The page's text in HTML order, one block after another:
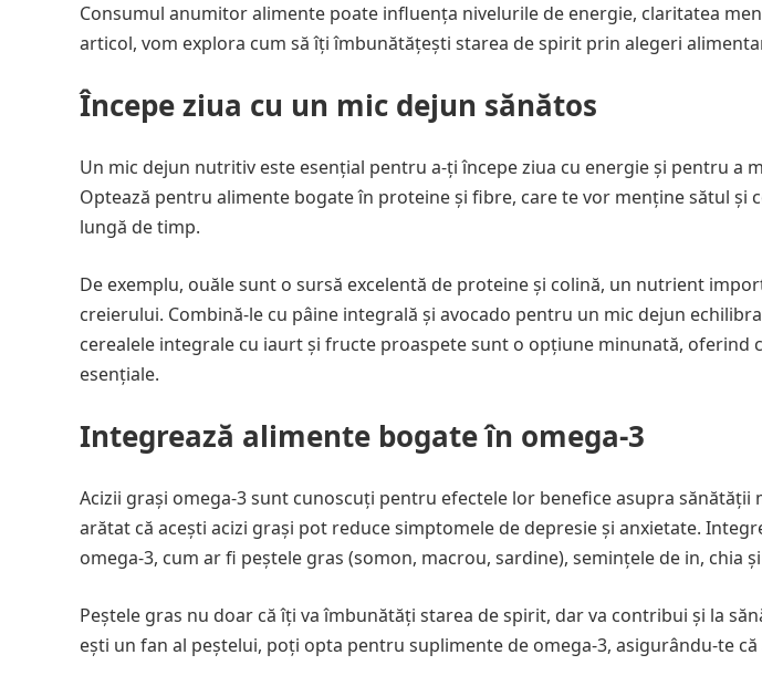
Consumul anumitor alimente poate influența nivelurile de energie, claritatea
articol, vom explora cum să îți îmbunătățești starea de spirit prin alegeri
Începe ziua cu un mic dejun sănătos
Un mic dejun nutritiv este esențial pentru a-ți începe ziua cu energie și pentru a
Optează pentru alimente bogate în proteine și fibre, care te vor menține sătul și
lungă de timp.
De exemplu, ouăle sunt o sursă excelentă de proteine și colină, un nutrient
creierului. Combină-le cu pâine integrală și avocado pentru un mic dejun
cerealele integrale cu iaurt și fructe proaspete sunt o opțiune minunată, oferind
esențiale.
Integrează alimente bogate în omega-3
Acizii grași omega-3 sunt cunoscuți pentru efectele lor benefice asupra sănătății
arătat că acești acizi grași pot reduce simptomele de depresie și anxietate.
omega-3, cum ar fi peștele gras (somon, macrou, sardine), semințele de in, chia
Peștele gras nu doar că îți va îmbunătăți starea de spirit, dar va contribui și la
ești un fan al peștelui, poți opta pentru suplimente de omega-3, asigurându-te